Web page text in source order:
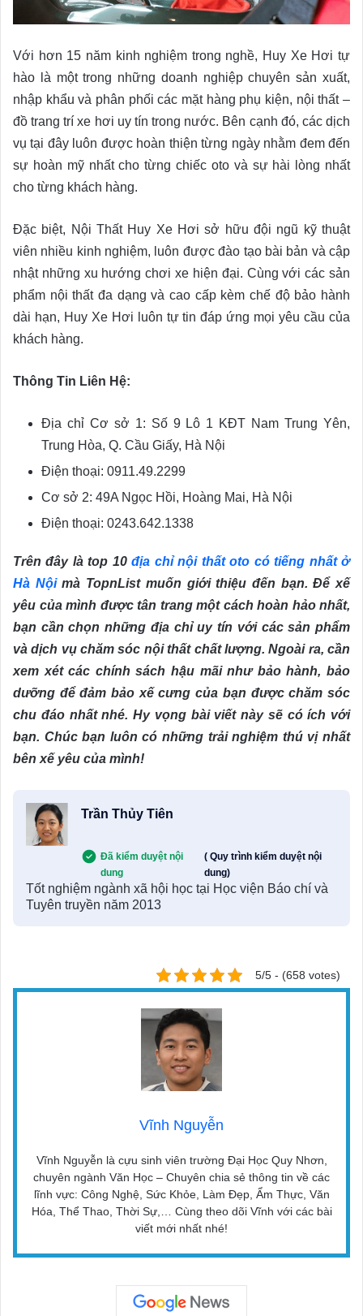
Với hơn 15 năm kinh nghiệm trong nghề, Huy Xe Hơi tự
hào là một trong những doanh nghiệp chuyên sản xuất,
nhập khẩu và phân phối các mặt hàng phụ kiện, nội thất –
đồ trang trí xe hơi uy tín trong nước. Bên cạnh đó, các dịch
vụ tại đây luôn được hoàn thiện từng ngày nhằm đem đến
sự hoàn mỹ nhất cho từng chiếc oto và sự hài lòng nhất
cho từng khách hàng.
Đặc biệt, Nội Thất Huy Xe Hơi sở hữu đội ngũ kỹ thuật
viên nhiều kinh nghiệm, luôn được đào tạo bài bản và cập
nhật những xu hướng chơi xe hiện đại. Cùng với các sản
phẩm nội thất đa dạng và cao cấp kèm chế độ bảo hành
dài hạn, Huy Xe Hơi luôn tự tin đáp ứng mọi yêu cầu của
khách hàng.
Thông Tin Liên Hệ:
Địa chỉ Cơ sở 1: Số 9 Lô 1 KĐT Nam Trung Yên,
Trung Hòa, Q. Cầu Giấy, Hà Nội
Điện thoại: 0911.49.2299
Cơ sở 2: 49A Ngọc Hồi, Hoàng Mai, Hà Nội
Điện thoại: 0243.642.1338
Trên đây là top 10địa chỉ nội thất oto có tiếng nhất ở
Hà Nộimà TopnList muốn giới thiệu đến bạn. Để xế
yêu của mình được tân trang một cách hoàn hảo nhất,
bạn cần chọn những địa chỉ uy tín với các sản phẩm
và dịch vụ chăm sóc nội thất chất lượng. Ngoài ra, cần
xem xét các chính sách hậu mãi như bảo hành, bảo
dưỡng để đảm bảo xế cưng của bạn được chăm sóc
chu đáo nhất nhé. Hy vọng bài viết này sẽ có ích với
bạn. Chúc bạn luôn có những trải nghiệm thú vị nhất
bên xế yêu của mình!
Trần Thủy Tiên
Đã kiểm duyệt nội
dung
( Quy trình kiểm duyệt nội
dung)
Tốt nghiệm ngành xã hội học tại Học viện Báo chí và
Tuyên truyền năm 2013
5/5 - (658 votes)
Vĩnh Nguyễn
Vĩnh Nguyễn là cựu sinh viên trường Đại Học Quy Nhơn,
chuyên ngành Văn Học – Chuyên chia sẻ thông tin về các
lĩnh vực: Công Nghệ, Sức Khỏe, Làm Đẹp, Ẩm Thực, Văn
Hóa, Thể Thao, Thời Sự,… Cùng theo dõi Vĩnh với các bài
viết mới nhất nhé!